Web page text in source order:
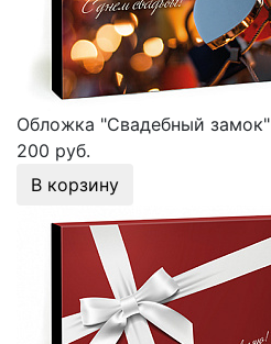
Обложка "Свадебный замок"
200 руб.
В корзину